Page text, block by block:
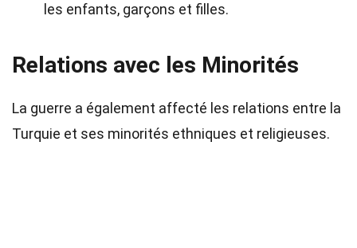
les enfants, garçons et filles.
Relations avec les Minorités
La guerre a également affecté les relations entre la
Turquie et ses minorités ethniques et religieuses.